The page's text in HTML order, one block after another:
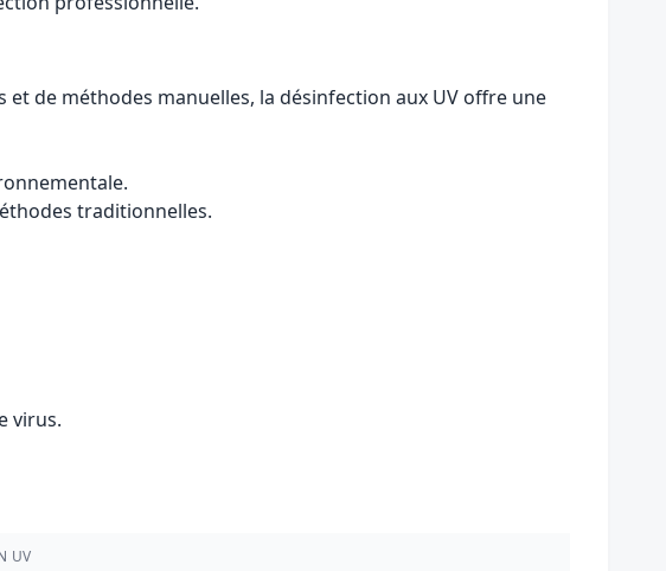
de méthodes manuelles, la désinfection aux UV offre une
traditionnelles.
virus.
UV